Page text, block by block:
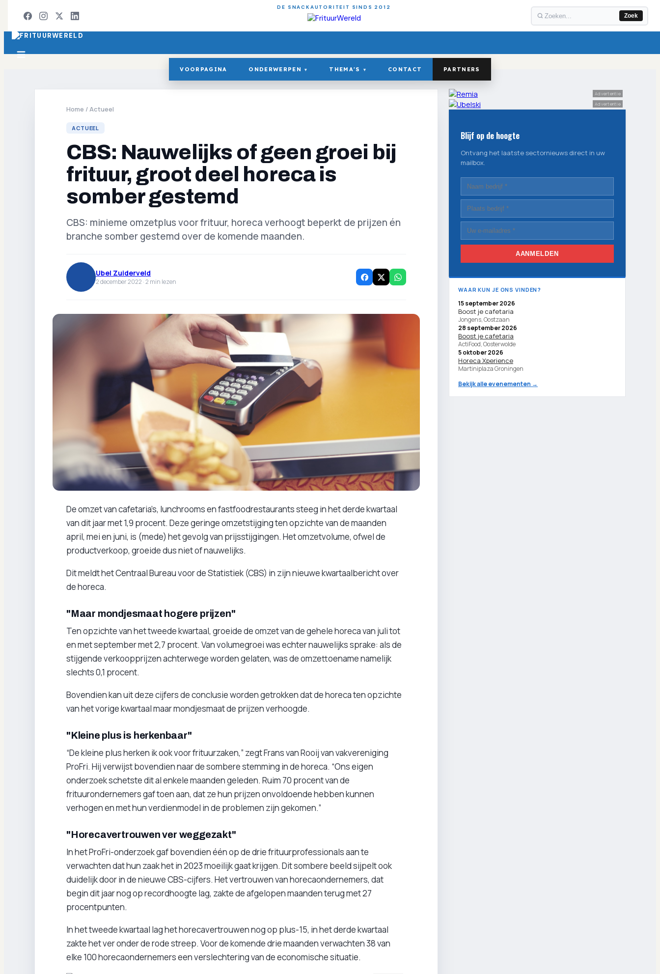
DE SNACKAUTORITEIT SINDS 2012
Zoek
VOORPAGINA ONDERWERPEN ▾ THEMA'S ▾ CONTACT PARTNERS
Home /Actueel
ACTUEEL
CBS: Nauwelijks of geen groei bij
frituur, groot deel horeca is
somber gestemd
CBS: minieme omzetplus voor frituur, horeca verhoogt beperkt de prijzen én
branche somber gestemd over de komende maanden.
Ubel Zuiderveld
2 december 2022 ·2 min lezen
De omzet van cafetaria’s, lunchrooms en fastfoodrestaurants steeg in het derde kwartaal
van dit jaar met 1,9 procent. Deze geringe omzetstijging ten opzichte van de maanden
april, mei en juni, is (mede) het gevolg van prijsstijgingen. Het omzetvolume, ofwel de
productverkoop, groeide dus niet of nauwelijks.
Dit meldt het Centraal Bureau voor de Statistiek (CBS) in zijn nieuwe kwartaalbericht over
de horeca.
"Maar mondjesmaat hogere prijzen"
Ten opzichte van het tweede kwartaal, groeide de omzet van de gehele horeca van juli tot
en met september met 2,7 procent. Van volumegroei was echter nauwelijks sprake: als de
stijgende verkoopprijzen achterwege worden gelaten, was de omzettoename namelijk
slechts 0,1 procent.
Bovendien kan uit deze cijfers de conclusie worden getrokken dat de horeca ten opzichte
van het vorige kwartaal maar mondjesmaat de prijzen verhoogde.
"Kleine plus is herkenbaar"
“De kleine plus herken ik ook voor frituurzaken,” zegt Frans van Rooij van vakvereniging
ProFri. Hij verwijst bovendien naar de sombere stemming in de horeca. “Ons eigen
onderzoek schetste dit al enkele maanden geleden. Ruim 70 procent van de
frituurondernemers gaf toen aan, dat ze hun prijzen onvoldoende hebben kunnen
verhogen en met hun verdienmodel in de problemen zijn gekomen.”
"Horecavertrouwen ver weggezakt"
In het ProFri-onderzoek gaf bovendien één op de drie frituurprofessionals aan te
verwachten dat hun zaak het in 2023 moeilijk gaat krijgen. Dit sombere beeld sijpelt ook
duidelijk door in de nieuwe CBS-cijfers. Het vertrouwen van horecaondernemers, dat
begin dit jaar nog op recordhoogte lag, zakte de afgelopen maanden terug met 27
procentpunten.
In het tweede kwartaal lag het horecavertrouwen nog op plus-15, in het derde kwartaal
zakte het ver onder de rode streep. Voor de komende drie maanden verwachten 38 van
elke 100 horecaondernemers een verslechtering van de economische situatie.
Advertentie
Advertentie
Blijf op de hoogte
Ontvang het laatste sectornieuws direct in uw
mailbox.
AANMELDEN
WAAR KUN JE ONS VINDEN?
15 september 2026
Boost je cafetaria
Jongens, Oostzaan
28 september 2026
Boost je cafetaria
ActiFood, Oosterwolde
5 oktober 2026
Horeca Xperience
Martiniplaza Groningen
Bekijk alle evenementen →